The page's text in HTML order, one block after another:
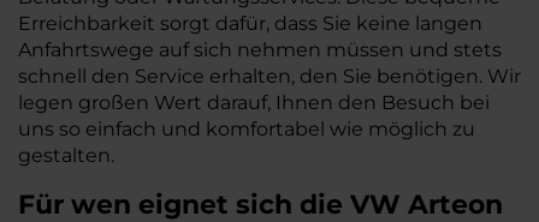
Erreichbarkeit sorgt dafür, dass Sie keine langen
Anfahrtswege auf sich nehmen müssen und stets
schnell den Service erhalten, den Sie benötigen. Wir
legen großen Wert darauf, Ihnen den Besuch bei
uns so einfach und komfortabel wie möglich zu
gestalten.
Für wen eignet sich die VW Arteon